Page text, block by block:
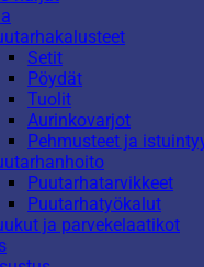
Setit
Pöydät
Tuolit
Aurinkovarjot
Pehmusteet ja
Puutarhatarvikkeet
Puutarhatyökalut
ja parvekelaatikot